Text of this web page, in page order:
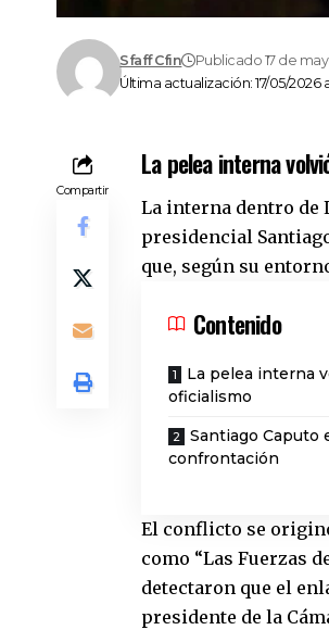
Última actualización: 17/05/2026
Sfaff Cfin Publicado 17 de
Compartir
La pelea interna
La interna dentro de
presidencial
que, según su
Contenido
La pelea interna
oficialismo
Santiago Caputo
confrontación
El conflicto se
como “Las Fuerzas
detectaron que el
presidente de la